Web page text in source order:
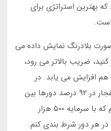
بهترین استراتژی برای
صورت بلادرنگ نمایش داده می
ضریب بالاتر می رود،
افزایش می یابد. در
اکسید بت، میانگین ضریب انفجار در ۹۲ درصد دورها بین
۱.۵x تا ۴x است. من یاد گرفتم که با سرمایه ۵۰۰ هزار
درصد آن را در هر دور شرط بندی کنم.